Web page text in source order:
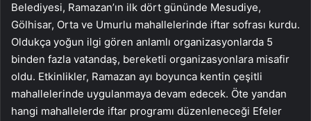
Belediyesi, Ramazan’ın ilk dört gününde Mesudiye,
Gölhisar, Orta ve Umurlu mahallelerinde iftar sofrası kurdu.
Oldukça yoğun ilgi gören anlamlı organizasyonlarda 5
binden fazla vatandaş, bereketli organizasyonlara misafir
oldu. Etkinlikler, Ramazan ayı boyunca kentin çeşitli
mahallelerinde uygulanmaya devam edecek. Öte yandan
hangi mahallelerde iftar programı düzenleneceği Efeler